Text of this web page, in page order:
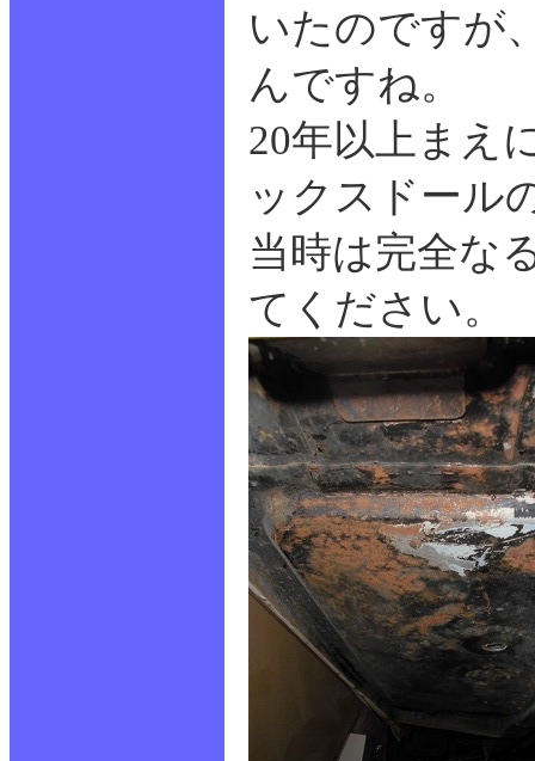
いたのですが
んですね。
20年以上まえ
ックスドール
当時は完全な
てください。